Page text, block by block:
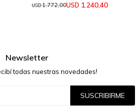
USD 1.240,40
USD1.772,00
Newsletter
todas nuestras novedades!
SUSCRIBIRME